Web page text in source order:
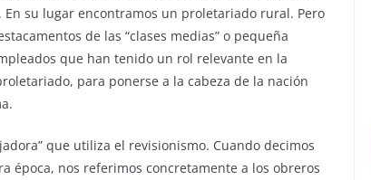
su lugar encontramos un proletariado rural. Pero
de las “clases medias” o pequeña
que han tenido un rol relevante en la
para ponerse a la cabeza de la nación
que utiliza el revisionismo. Cuando decimos
época, nos referimos concretamente a los obreros